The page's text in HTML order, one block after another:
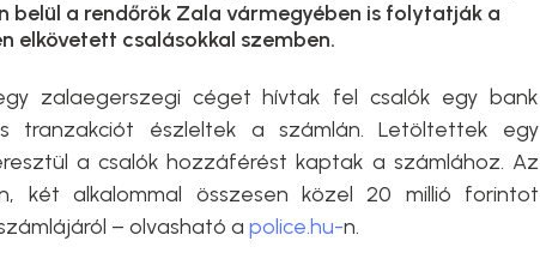
belül a rendőrök Zala vármegyében is folytatják a
elkövetett csalásokkal szemben.
zalaegerszegi céget hívtak fel csalók egy bank
tranzakciót észleltek a számlán. Letöltettek egy
a csalók hozzáférést kaptak a számlához. Az
két alkalommal összesen közel 20 millió forintot
– olvasható a police.hu-n.